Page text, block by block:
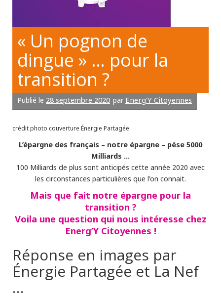
« Un pognon de
dingue » … pour la
transition ?
Publié le 28 septembre 2020 par Energ'Y Citoyennes
crédit photo couverture Énergie Partagée
L’épargne des français – notre épargne – pèse 5000
Milliards …
100 Milliards de plus sont anticipés cette année 2020 avec
les circonstances particulières que l’on connait.
Mais que fait notre épargne pour la
transition ?
Voila une question qui nous intéresse chez
Energ’Y Citoyennes !
Réponse en images par
Énergie Partagée et La Nef
…